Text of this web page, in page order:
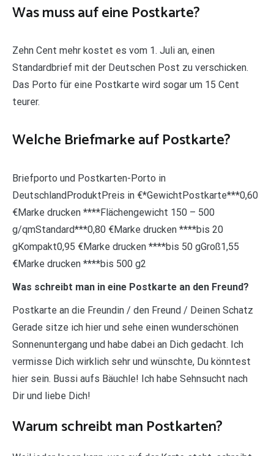
Was muss auf eine Postkarte?
Zehn Cent mehr kostet es vom 1. Juli an, einen
Standardbrief mit der Deutschen Post zu verschicken.
Das Porto für eine Postkarte wird sogar um 15 Cent
teurer.
Welche Briefmarke auf Postkarte?
Briefporto und Postkarten-Porto in
DeutschlandProduktPreis in €*GewichtPostkarte***0,60
€Marke drucken ****Flächengewicht 150 – 500
g/qmStandard***0,80 €Marke drucken ****bis 20
gKompakt0,95 €Marke drucken ****bis 50 gGroß1,55
€Marke drucken ****bis 500 g2
Was schreibt man in eine Postkarte an den Freund?
Postkarte an die Freundin / den Freund / Deinen Schatz
Gerade sitze ich hier und sehe einen wunderschönen
Sonnenuntergang und habe dabei an Dich gedacht. Ich
vermisse Dich wirklich sehr und wünschte, Du könntest
hier sein. Bussi aufs Bäuchle! Ich habe Sehnsucht nach
Dir und liebe Dich!
Warum schreibt man Postkarten?